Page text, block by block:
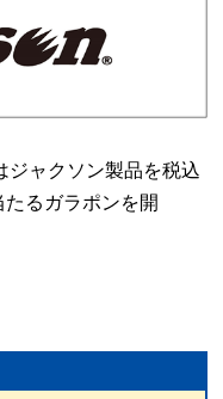
ジャクソン製品を税込
るガラポンを開